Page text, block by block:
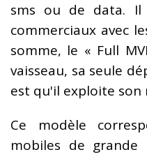
sms ou de data. Il
commerciaux avec
somme, le « Full
vaisseau, sa seule
est qu'il exploite son
Ce modèle
mobiles de grande